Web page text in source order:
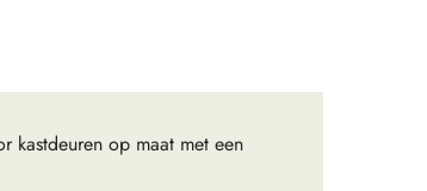
kastdeuren op maat met een